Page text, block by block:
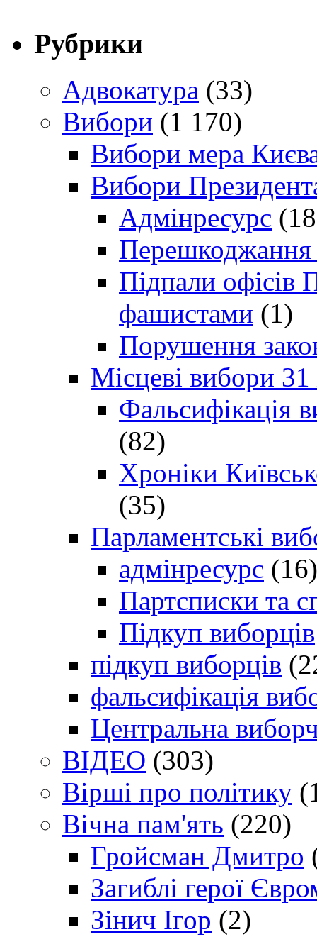
Рубрики
Адвокатура (33)
Вибори (1 170)
Вибори мера
Вибори
Адмінресурс
Перешкоджання
Підпали офісів
фашистами (1)
Порушення
Місцеві вибори
Фальсифікація
(82)
Хроніки
(35)
Парламентські
адмінресурс (16)
Партсписки та
Підкуп виборців
підкуп виборців
фальсифікація
Центральна
ВІДЕО (303)
Вірші про політику
Вічна пам'ять (220)
Гройсман Дмитро
Загиблі герої
Зінич Ігор (2)